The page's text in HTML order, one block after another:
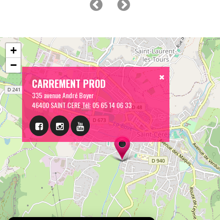
CARREMENT PROD
335 avenue André Boyer
46400 SAINT CERETél:05 65 14 06 33
+
−